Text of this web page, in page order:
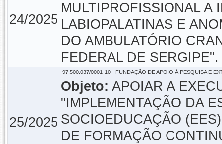
24/2025
MULTIPROFISSIONAL A
LABIOPALATINAS E
DO AMBULATÓRIO
FEDERAL DE SERGIPE".
25/2025
97.500.037/0001-10 - FUNDAÇÃO DE APOIO À PESQUISA E
Objeto: APOIAR A
"IMPLEMENTAÇÃO DA
SOCIOEDUCAÇÃO
DE FORMAÇÃO